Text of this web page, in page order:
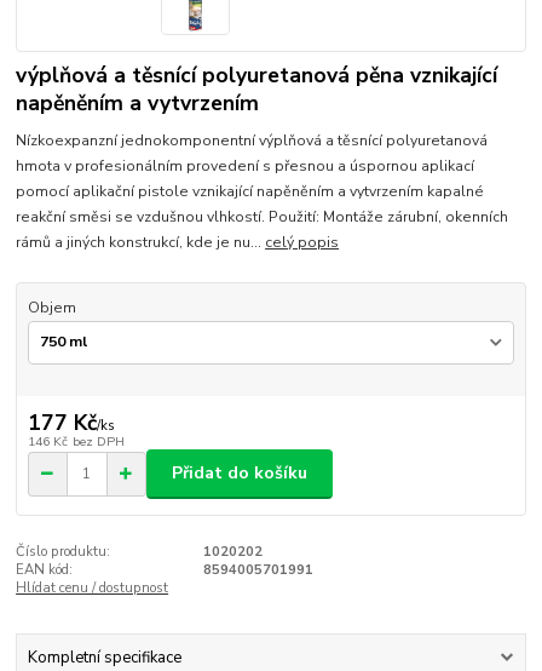
výplňová a těsnící polyuretanová pěna vznikající
napěněním a vytvrzením
Nízkoexpanzní jednokomponentní výplňová a těsnící polyuretanová
hmota v profesionálním provedení s přesnou a úspornou aplikací
pomocí aplikační pistole vznikající napěněním a vytvrzením kapalné
reakční směsi se vzdušnou vlhkostí. Použití: Montáže zárubní, okenních
rámů a jiných konstrukcí, kde je nu... celý popis
Objem
177 Kč/ks
146 Kč bez DPH
Přidat do košíku
Číslo produktu:
1020202
EAN kód:
8594005701991
Hlídat cenu / dostupnost
Kompletní specifikace